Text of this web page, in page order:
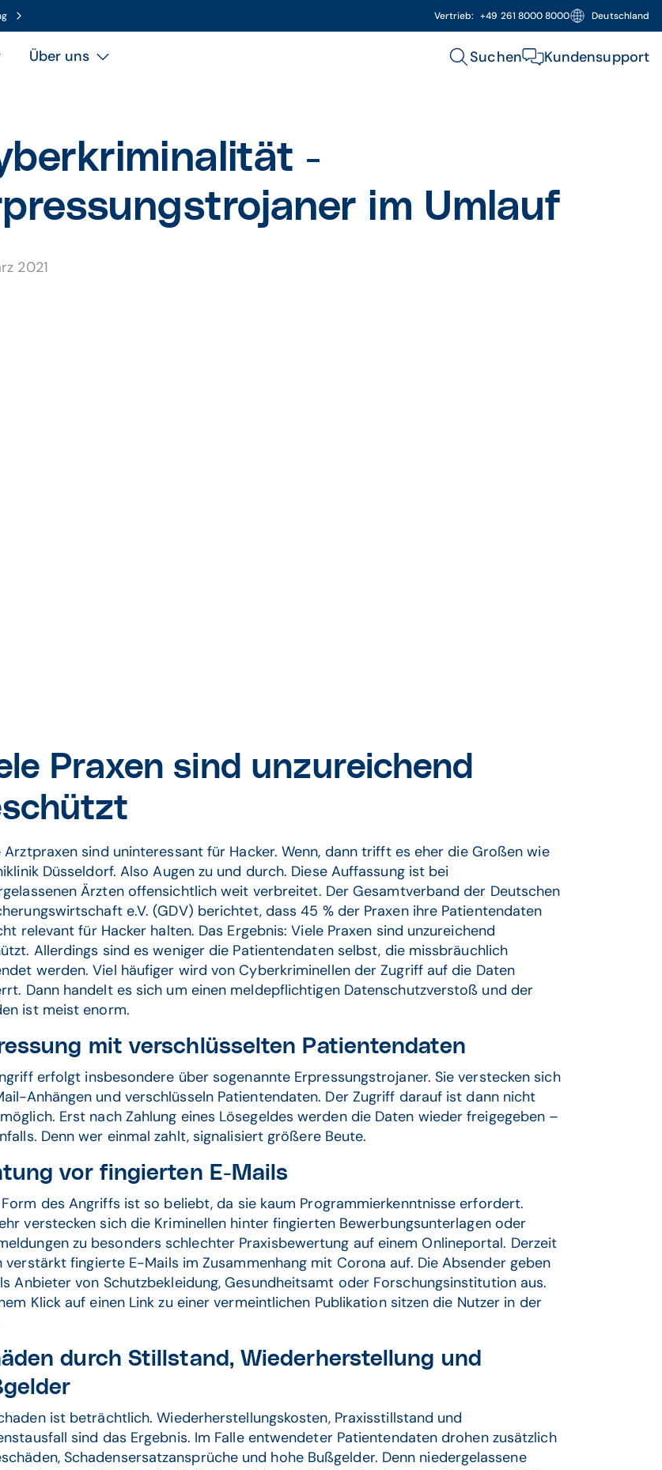
Vertrieb: +49 261 8000 8000 Deutschland
Über uns Suchen Kundensupport
-
im Umlauf
2021
Praxen sind unzureichend
Arztpraxen sind uninteressant für Hacker. Wenn, dann trifft es eher die Großen wie
Düsseldorf. Also Augen zu und durch. Diese Auffassung ist bei
Ärzten offensichtlich weit verbreitet. Der Gesamtverband der Deutschen
e.V. (GDV) berichtet, dass 45 % der Praxen ihre Patientendaten
relevant für Hacker halten. Das Ergebnis: Viele Praxen sind unzureichend
Allerdings sind es weniger die Patientendaten selbst, die missbräuchlich
werden. Viel häufiger wird von Cyberkriminellen der Zugriff auf die Daten
Dann handelt es sich um einen meldepflichtigen Datenschutzverstoß und der
ist meist enorm.
mit verschlüsselten Patientendaten
erfolgt insbesondere über sogenannte Erpressungstrojaner. Sie verstecken sich
Anhängen und verschlüsseln Patientendaten. Der Zugriff darauf ist dann nicht
Erst nach Zahlung eines Lösegeldes werden die Daten wieder freigegeben –
Denn wer einmal zahlt, signalisiert größere Beute.
vor fingierten E-Mails
Form des Angriffs ist so beliebt, da sie kaum Programmierkenntnisse erfordert.
verstecken sich die Kriminellen hinter fingierten Bewerbungsunterlagen oder
zu besonders schlechter Praxisbewertung auf einem Onlineportal. Derzeit
verstärkt fingierte E-Mails im Zusammenhang mit Corona auf. Die Absender geben
Anbieter von Schutzbekleidung, Gesundheitsamt oder Forschungsinstitution aus.
Klick auf einen Link zu einer vermeintlichen Publikation sitzen die Nutzer in der
durch Stillstand, Wiederherstellung und
ist beträchtlich. Wiederherstellungskosten, Praxisstillstand und
sind das Ergebnis. Im Falle entwendeter Patientendaten drohen zusätzlich
Schadensersatzansprüche und hohe Bußgelder. Denn niedergelassene